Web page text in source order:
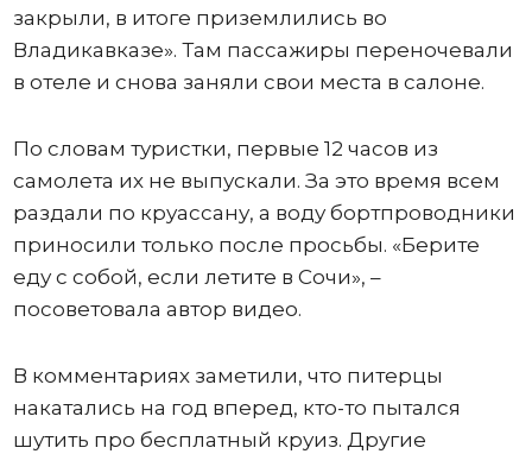
закрыли, в итоге приземлились во
Владикавказе». Там пассажиры переночевали
в отеле и снова заняли свои места в салоне.
По словам туристки, первые 12 часов из
самолета их не выпускали. За это время всем
раздали по круассану, а воду бортпроводники
приносили только после просьбы. «Берите
еду с собой, если летите в Сочи», –
посоветовала автор видео.
В комментариях заметили, что питерцы
накатались на год вперед, кто-то пытался
шутить про бесплатный круиз. Другие